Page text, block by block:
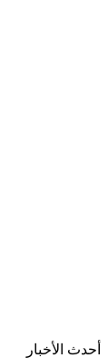
أحدث الأخبار